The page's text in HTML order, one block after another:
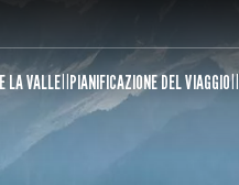
LA VALLE PIANIFICAZIONE DEL VIAGGIO